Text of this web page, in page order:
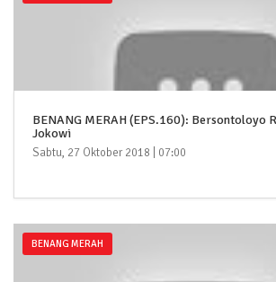
BENANG MERAH (EPS.160): Bersontoloyo
Jokowi
Sabtu, 27 Oktober 2018 | 07:00
BENANG MERAH